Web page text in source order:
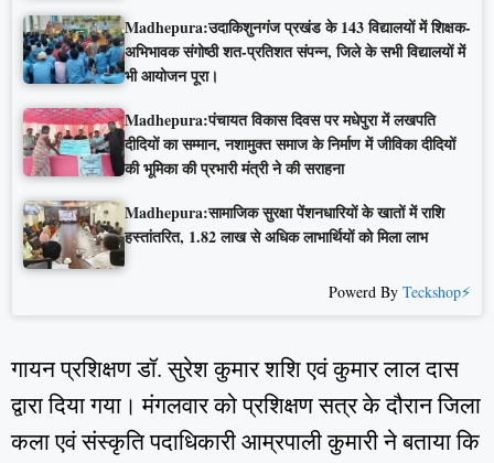
Madhepura:उदाकिशुनगंज प्रखंड के 143 विद्यालयों में शिक्षक-
अभिभावक संगोष्ठी शत-प्रतिशत संपन्न, जिले के सभी विद्यालयों में
भी आयोजन पूरा।
Madhepura:पंचायत विकास दिवस पर मधेपुरा में लखपति
दीदियों का सम्मान, नशामुक्त समाज के निर्माण में जीविका दीदियों
की भूमिका की प्रभारी मंत्री ने की सराहना
Madhepura:सामाजिक सुरक्षा पेंशनधारियों के खातों में राशि
हस्तांतरित, 1.82 लाख से अधिक लाभार्थियों को मिला लाभ
Powerd By Teckshop⚡
गायन प्रशिक्षण डॉ. सुरेश कुमार शशि एवं कुमार लाल दास
द्वारा दिया गया। मंगलवार को प्रशिक्षण सत्र के दौरान जिला
कला एवं संस्कृति पदाधिकारी आम्रपाली कुमारी ने बताया कि